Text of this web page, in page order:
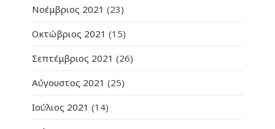
Νοέμβριος 2021 (23)
Οκτώβριος 2021 (15)
Σεπτέμβριος 2021 (26)
Αύγουστος 2021 (25)
Ιούλιος 2021 (14)